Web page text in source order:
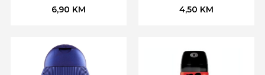
6,90 KM 4,50 KM